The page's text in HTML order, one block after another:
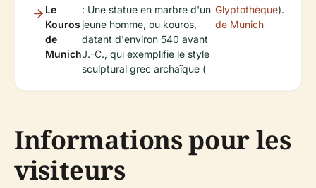
Le
Kouros
de
Munich
: Une statue en marbre d'un
jeune homme, ou kouros,
datant d'environ 540 avant
J.-C., qui exemplifie le style
sculptural grec archaïque (
Glyptothèque
de Munich
).
Informations pour les
visiteurs